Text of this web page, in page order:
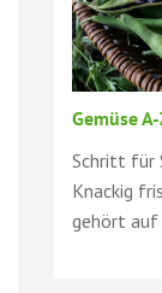
Gemüse
Schritt für
Knackig
gehört auf